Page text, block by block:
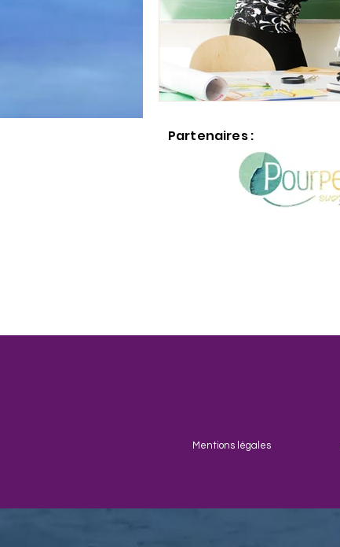
Partenaires :
Mentions légales